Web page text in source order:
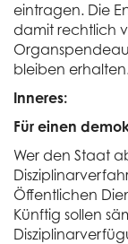
eintragen. Die
damit rechtlich
bleiben
Inneres:
Für einen
Wer den Staat
Öffentlichen
Künftig sollen